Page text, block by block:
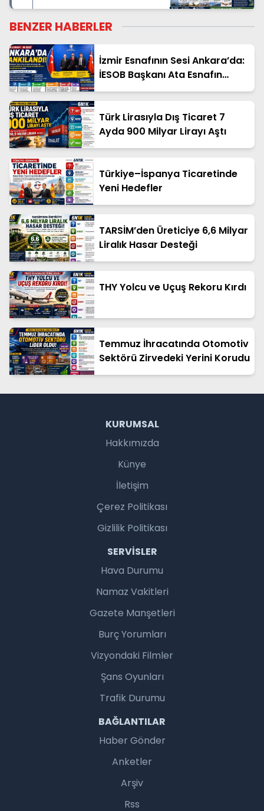
BENZER HABERLER
İzmir Esnafının Sesi Ankara’da:
İESOB Başkanı Ata Esnafın
Taleplerini Başkent Gündemine
Türk Lirasıyla Dış Ticaret 7
Ayda 900 Milyar Lirayı Aştı
Türkiye–İspanya Ticaretinde
Yeni Hedefler
TARSİM’den Üreticiye 6,6 Milyar
Liralık Hasar Desteği
THY Yolcu ve Uçuş Rekoru Kırdı
Temmuz İhracatında Otomotiv
Sektörü Zirvedeki Yerini Korudu
KURUMSAL
Hakkımızda
Künye
İletişim
Çerez Politikası
Gizlilik Politikası
SERVISLER
Hava Durumu
Namaz Vakitleri
Gazete Manşetleri
Burç Yorumları
Vizyondaki Filmler
Şans Oyunları
Trafik Durumu
BAĞLANTILAR
Haber Gönder
Anketler
Arşiv
Rss